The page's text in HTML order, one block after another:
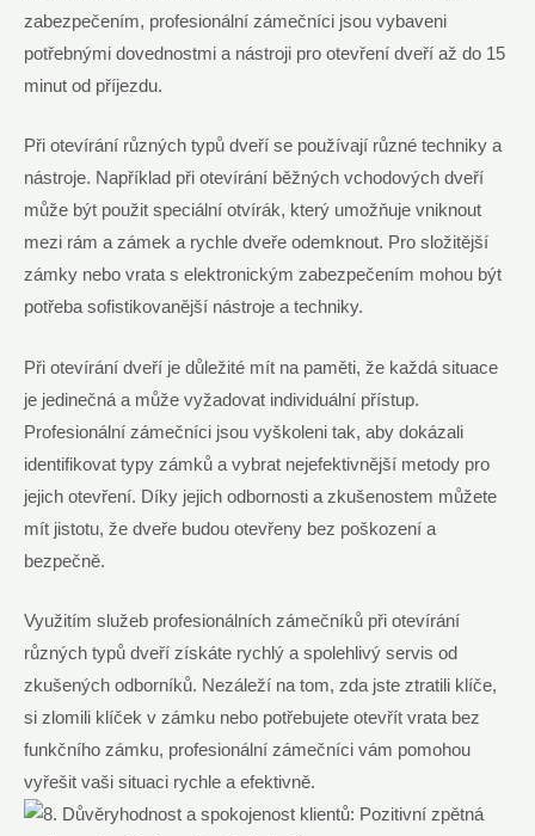
zabezpečením, profesionální zámečníci jsou vybaveni
potřebnými dovednostmi a nástroji pro otevření dveří až do 15
minut od příjezdu.
Při otevírání různých typů dveří se používají různé techniky a
nástroje. Například při otevírání běžných vchodových dveří
může být použit speciální otvírák, který umožňuje vniknout
mezi rám a zámek a rychle dveře odemknout. Pro složitější
zámky nebo vrata s elektronickým zabezpečením mohou být
potřeba sofistikovanější nástroje a techniky.
Při otevírání dveří je důležité mít na paměti, že každá situace
je jedinečná a může vyžadovat individuální přístup.
Profesionální zámečníci jsou vyškoleni tak, aby dokázali
identifikovat typy zámků a vybrat nejefektivnější metody pro
jejich otevření. Díky jejich odbornosti a zkušenostem můžete
mít jistotu, že dveře budou otevřeny bez poškození a
bezpečně.
Využitím služeb profesionálních zámečníků při otevírání
různých typů dveří získáte rychlý a spolehlivý servis od
zkušených odborníků. Nezáleží na tom, zda jste ztratili klíče,
si zlomili klíček v zámku nebo potřebujete otevřít vrata bez
funkčního zámku, profesionální zámečníci vám pomohou
vyřešit vaši situaci rychle a efektivně.